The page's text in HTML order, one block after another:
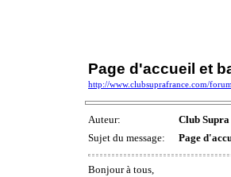
Page d'accueil et
http://www.clubsuprafrance.com/
Auteur: Club
Sujet du message:
Page
Bonjour à tous,